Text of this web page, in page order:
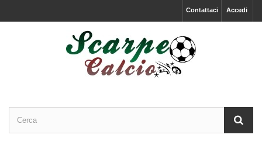
Accedi
Contattaci